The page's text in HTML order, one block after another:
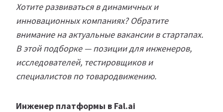
Хотите развиваться в динамичных и
инновационных компаниях? Обратите
внимание на актуальные вакансии в стартапах.
В этой подборке — позиции для инженеров,
исследователей, тестировщиков и
специалистов по товародвижению.
Инженер платформы в Fal.ai